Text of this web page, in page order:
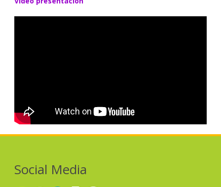
Social Media